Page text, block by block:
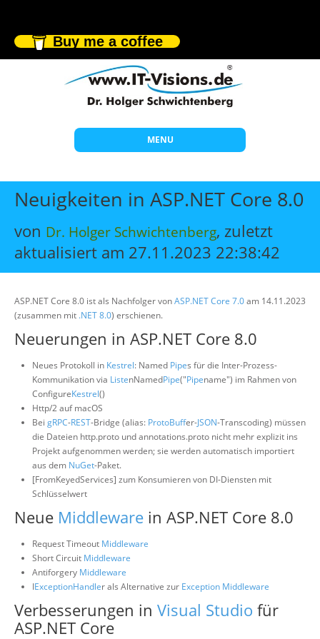
Buy me a coffee
MENU
Start
Themen
Beratung
Individuelle Schulungen
Wissen
Über uns
Suche
Neuigkeiten in ASP.NET Core 8.0
von Dr. Holger Schwichtenberg, zuletzt
aktualisiert am 27.11.2023 22:38:42
ASP.NET Core 8.0 ist als Nachfolger vonASP.NET Core 7.0am 14.11.2023
(zusammen mit .NET 8.0) erschienen.
Neuerungen in ASP.NET Core 8.0
Neues Protokoll in Kestrel: Named Pipes für die Inter-Prozess-
Kommunikation via ListenNamedPipe("Pipename") im Rahmen von
ConfigureKestrel()
Http/2 auf macOS
Bei gRPC-REST-Bridge (alias: ProtoBuffer-JSON-Transcoding) müssen
die Dateien http.proto und annotations.proto nicht mehr explizit ins
Projekt aufgenommen werden; sie werden automatisch importiert
aus dem NuGet-Paket.
[FromKeyedServices] zum Konsumieren von DI-Diensten mit
Schlüsselwert
Neue Middleware in ASP.NET Core 8.0
Request Timeout Middleware
Short Circuit Middleware
Antiforgery Middleware
IExceptionHandler als Alternative zur Exception Middleware
Verbesserungen in Visual Studio für
ASP.NET Core